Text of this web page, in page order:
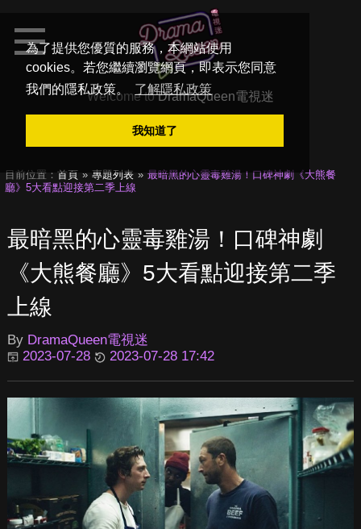
為了提供您優質的服務，本網站使用
cookies。若您繼續瀏覽網頁，即表示您同意
我們的隱私政策。
了解隱私政策
我知道了
Welcome toDramaQueen電視迷
目前位置： 首頁 專題列表
最暗黑的心靈毒雞湯！口碑神劇《大熊餐
廳》5大看點迎接第二季上線
最暗黑的心靈毒雞湯！口碑神劇
《大熊餐廳》5大看點迎接第二季
上線
By DramaQueen電視迷
2023-07-28
2023-07-28 17:42